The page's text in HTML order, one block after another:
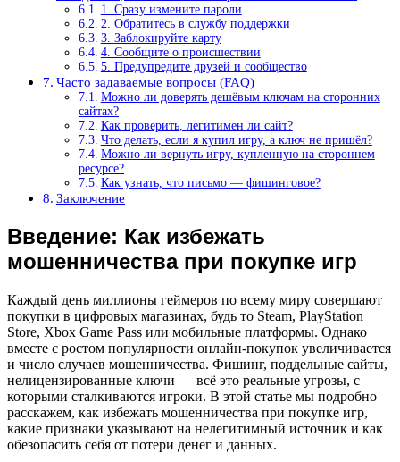
1. Сразу измените пароли
2. Обратитесь в службу поддержки
3. Заблокируйте карту
4. Сообщите о происшествии
5. Предупредите друзей и сообщество
Часто задаваемые вопросы (FAQ)
Можно ли доверять дешёвым ключам на сторонних
сайтах?
Как проверить, легитимен ли сайт?
Что делать, если я купил игру, а ключ не пришёл?
Можно ли вернуть игру, купленную на стороннем
ресурсе?
Как узнать, что письмо — фишинговое?
Заключение
Введение: Как избежать
мошенничества при покупке игр
Каждый день миллионы геймеров по всему миру совершают
покупки в цифровых магазинах, будь то Steam, PlayStation
Store, Xbox Game Pass или мобильные платформы. Однако
вместе с ростом популярности онлайн-покупок увеличивается
и число случаев мошенничества. Фишинг, поддельные сайты,
нелицензированные ключи — всё это реальные угрозы, с
которыми сталкиваются игроки. В этой статье мы подробно
расскажем, как избежать мошенничества при покупке игр,
какие признаки указывают на нелегитимный источник и как
обезопасить себя от потери денег и данных.